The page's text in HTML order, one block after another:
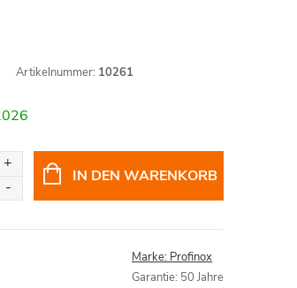
Artikelnummer: 10261
IN DEN WARENKORB
Marke: Profinox
Garantie: 50 Jahre